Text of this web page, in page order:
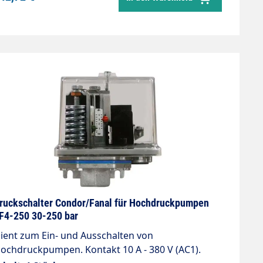
Condor/Fanal für Hochdruckpumpen
250 30-250 bar
zum Ein- und Ausschalten von
Kontakt 10 A - 380 V (AC1).